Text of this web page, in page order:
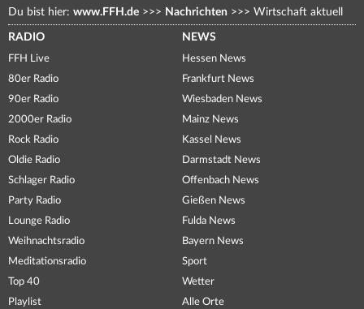
Du bist hier: www.FFH.de >>> Nachrichten >>> Wirtschaft aktuell
RADIO
FFH Live
80er Radio
90er Radio
2000er Radio
Rock Radio
Oldie Radio
Schlager Radio
Party Radio
Lounge Radio
Weihnachtsradio
Meditationsradio
Top 40
Playlist
NEWS
Hessen News
Frankfurt News
Wiesbaden News
Mainz News
Kassel News
Darmstadt News
Offenbach News
Gießen News
Fulda News
Bayern News
Sport
Wetter
Alle Orte